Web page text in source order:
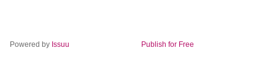
Powered by Issuu Publish for Free